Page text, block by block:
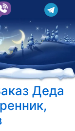
Деда